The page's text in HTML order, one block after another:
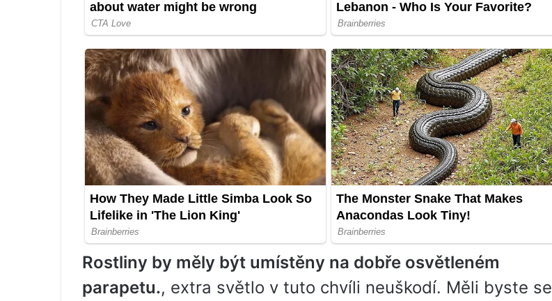
Rostliny by měly být umístěny na dobře osvětleném
parapetu., extra světlo v tuto chvíli neuškodí. Měli byste se